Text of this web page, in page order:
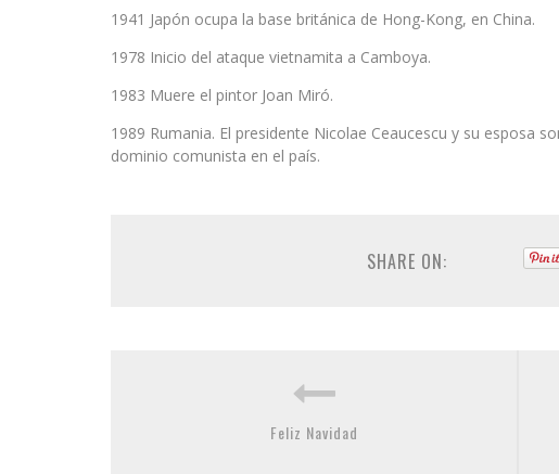
1941 Japón ocupa la base británica de Hong-Kong, en China.
1978 Inicio del ataque vietnamita a Camboya.
1983 Muere el pintor Joan Miró.
1989 Rumania. El presidente Nicolae Ceaucescu y su esposa
dominio comunista en el país.
SHARE ON:
Feliz Navidad